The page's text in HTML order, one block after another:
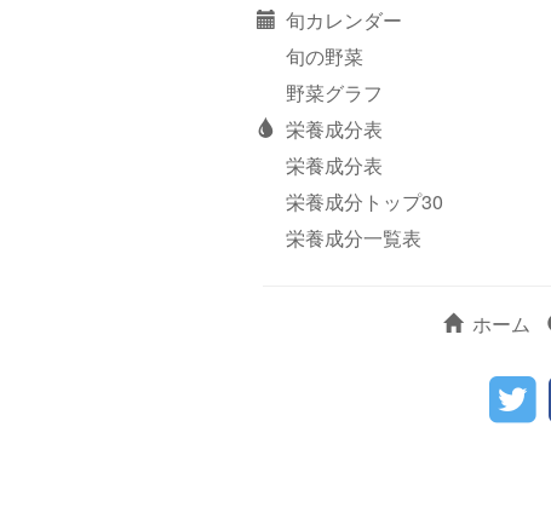
旬カレンダー
旬の野菜
野菜グラフ
栄養成分表
栄養成分表
栄養成分トップ30
栄養成分一覧表
ホーム